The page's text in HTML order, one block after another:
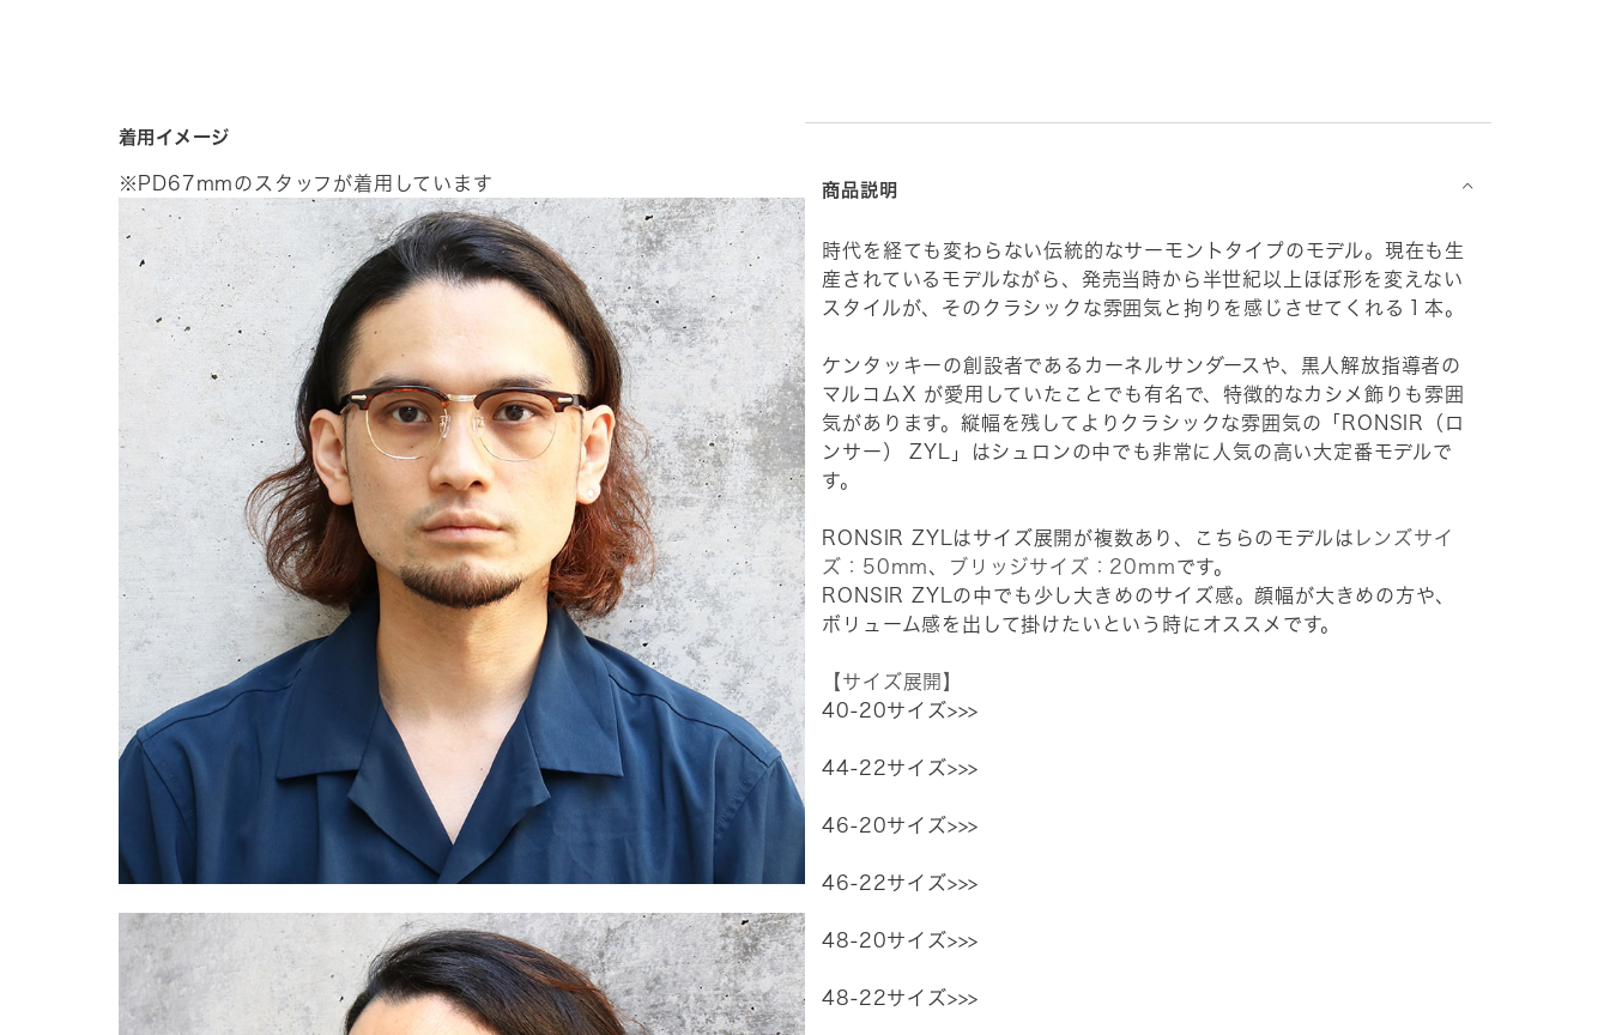
着用イメージ
※PD67mmのスタッフが着用しています 商品説明 ⌵
時代を経ても変わらない伝統的なサーモントタイプのモデル。現在も生
産されているモデルながら、発売当時から半世紀以上ほぼ形を変えない
スタイルが、そのクラシックな雰囲気と拘りを感じさせてくれる１本。
ケンタッキーの創設者であるカーネルサンダースや、黒人解放指導者の
マルコムX が愛用していたことでも有名で、特徴的なカシメ飾りも雰囲
気があります。縦幅を残してよりクラシックな雰囲気の「RONSIR（ロ
ンサー） ZYL」はシュロンの中でも非常に人気の高い大定番モデルで
す。
RONSIR ZYLはサイズ展開が複数あり、こちらのモデルは レンズサイ
ズ：50mm、 ブリッジサイズ：20mmです。
RONSIR ZYLの中でも少し大きめのサイズ感。顔幅が大きめの方や、
ボリューム感を出して掛けたいという時にオススメです。
【サイズ展開】
40-20サイズ>>>
44-22サイズ>>>
46-20サイズ>>>
46-22サイズ>>>
48-20サイズ>>>
48-22サイズ>>>